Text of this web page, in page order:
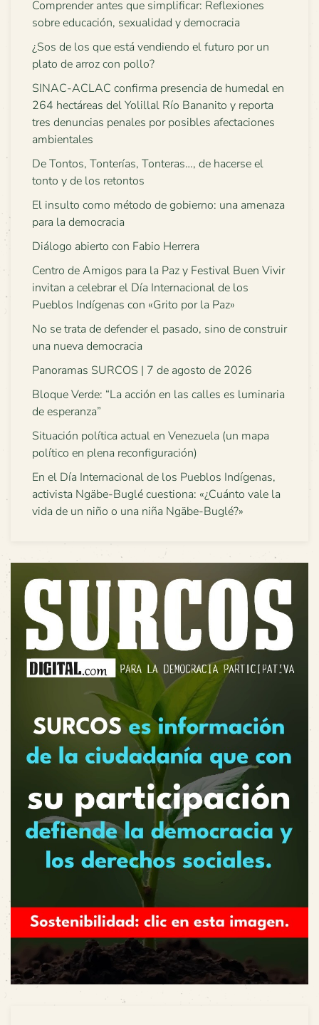
Comprender antes que simplificar: Reflexiones
sobre educación, sexualidad y democracia
¿Sos de los que está vendiendo el futuro por un
plato de arroz con pollo?
SINAC-ACLAC confirma presencia de humedal en
264 hectáreas del Yolillal Río Bananito y reporta
tres denuncias penales por posibles afectaciones
ambientales
De Tontos, Tonterías, Tonteras…, de hacerse el
tonto y de los retontos
El insulto como método de gobierno: una amenaza
para la democracia
Diálogo abierto con Fabio Herrera
Centro de Amigos para la Paz y Festival Buen Vivir
invitan a celebrar el Día Internacional de los
Pueblos Indígenas con «Grito por la Paz»
No se trata de defender el pasado, sino de construir
una nueva democracia
Panoramas SURCOS | 7 de agosto de 2026
Bloque Verde: “La acción en las calles es luminaria
de esperanza”
Situación política actual en Venezuela (un mapa
político en plena reconfiguración)
En el Día Internacional de los Pueblos Indígenas,
activista Ngäbe-Buglé cuestiona: «¿Cuánto vale la
vida de un niño o una niña Ngäbe-Buglé?»